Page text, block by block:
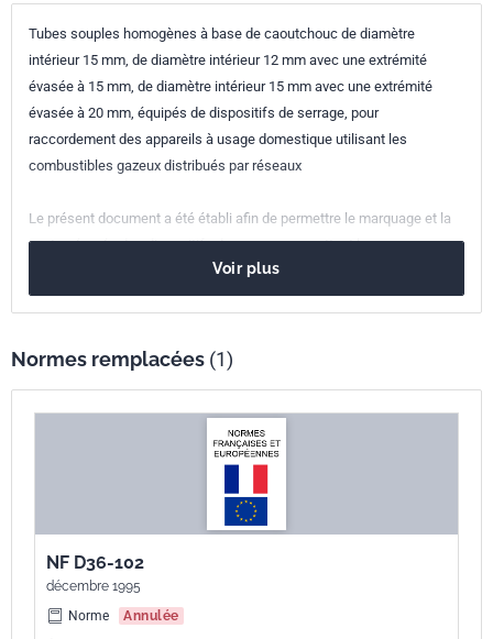
91.140.40Systèmes de fourniture de gaz
Indice de
classement
D36-102
Numéro de tirage
Tubes souples homogènes à base de caoutchouc de diamètre
intérieur 15 mm, de diamètre intérieur 12 mm avec une extrémité
évasée à 15 mm, de diamètre intérieur 15 mm avec une extrémité
évasée à 20 mm, équipés de dispositifs de serrage, pour
raccordement des appareils à usage domestique utilisant les
combustibles gazeux distribués par réseaux
Le présent document a été établi afin de permettre le marquage et la
vente séparée des dispositifs de serrage permettant leur
remplacement suite à un démontage. De plus, il complète les
exigences sur le marquage, la notice et le conditionnement.
Voir plus
Normes remplacées (1)
NF D36-102
décembre 1995
Norme
Annulée